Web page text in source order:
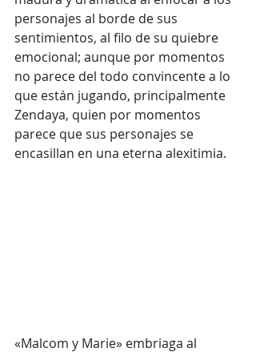
personajes al borde de sus
sentimientos, al filo de su quiebre
emocional; aunque por momentos
no parece del todo convincente a lo
que están jugando, principalmente
Zendaya, quien por momentos
parece que sus personajes se
encasillan en una eterna alexitimia.
«Malcom y Marie» embriaga al